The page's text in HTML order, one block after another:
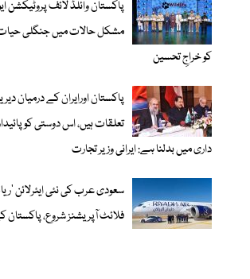
مشکل حالات میں جنگلی
کو خراجِ تحسین
پاکستان اورایران کے درمیان
تعلقات ہیں، اس دوستی
داری میں بدلنا ہے: ایرانی وزیر تجارت
سعودی عرب کی نئی ایئرلائن
فلائٹ آپریشنز شروع، پاکستان